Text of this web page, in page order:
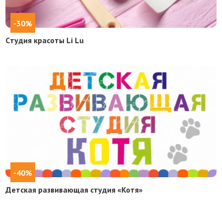
-30%
Cтудия красоты Li Lu
-40%
Детская развивающая студия «Котя»